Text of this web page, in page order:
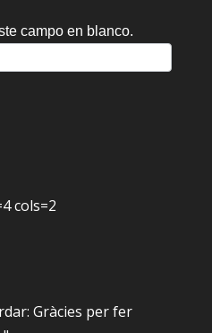
campo en blanco.
cols=2
Gràcies per fer